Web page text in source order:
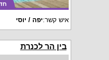
איש קשר:יפה / יוסי
בין הר לכנרת